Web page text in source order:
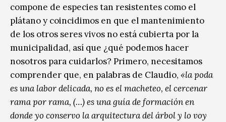
compone de especies tan resistentes como el
plátano y coincidimos en que el mantenimiento
de los otros seres vivos no está cubierta por la
municipalidad, así que ¿qué podemos hacer
nosotros para cuidarlos? Primero, necesitamos
comprender que, en palabras de Claudio, «la poda
es una labor delicada, no es el macheteo, el cercenar
rama por rama, (…) es una guía de formación en
donde yo conservo la arquitectura del árbol y lo voy